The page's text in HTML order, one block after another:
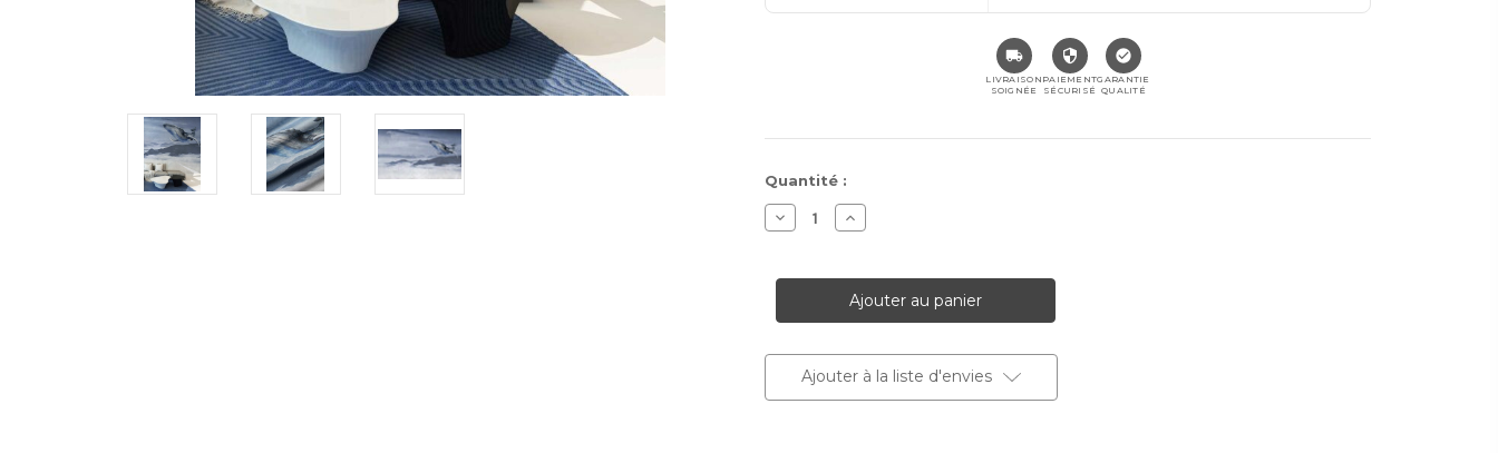
LIVRAISON
SOIGNÉE
PAIEMENT
SÉCURISÉ
GARANTIE
QUALITÉ
Stock
actuel :
Quantité :
Diminuer
la
Comandor
Augmenter
la
Comandor
Ajouter à la liste d'envies